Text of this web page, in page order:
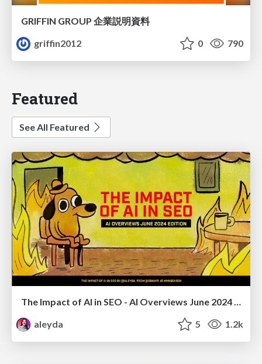
GRIFFIN GROUP 企業説明資料
griffin2012
0 790
Featured
See All Featured
The Impact of AI in SEO - AI Overviews June 2024 Edition
aleyda
5 1.2k